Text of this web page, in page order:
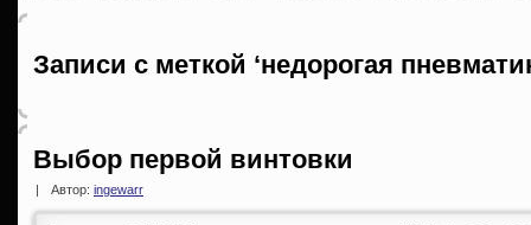
Записи с меткой ‘недорогая
Выбор первой винтовки
Автор: ingewarr